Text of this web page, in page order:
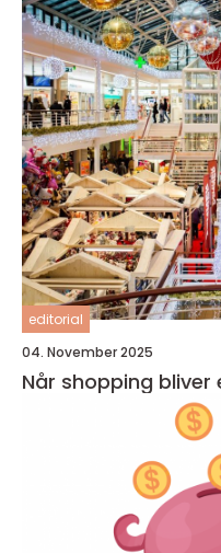
editorial
04. November 2025
Når shopping bliver